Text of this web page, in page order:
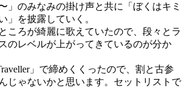
」のみなみの掛け声と共に「ぼくはキミ
」を披露していく。
ころが綺麗に歌えていたので、段々とラ
のレベルが上がってきているのが分か
」で締めくくったので、割と古参
じゃないかと思います。セットリストで